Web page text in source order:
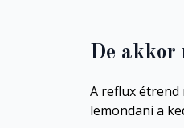
De akkor
A reflux
lemondani a